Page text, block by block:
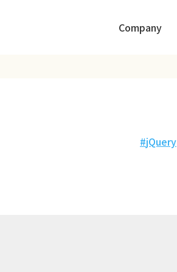
Company
jQuery